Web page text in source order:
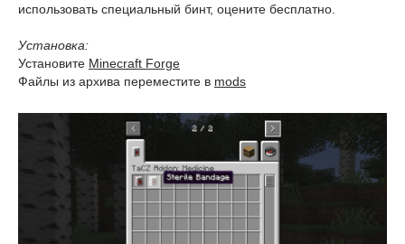
использовать специальный бинт, оцените бесплатно.
Установка:
Установите Minecraft Forge
Файлы из архива переместите в mods